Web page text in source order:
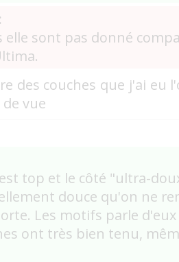
elle sont pas donné
des couches que j'ai eu
vue
top et le côté "ultra-
douce qu'on ne
Les motifs parle
ont très bien tenu,